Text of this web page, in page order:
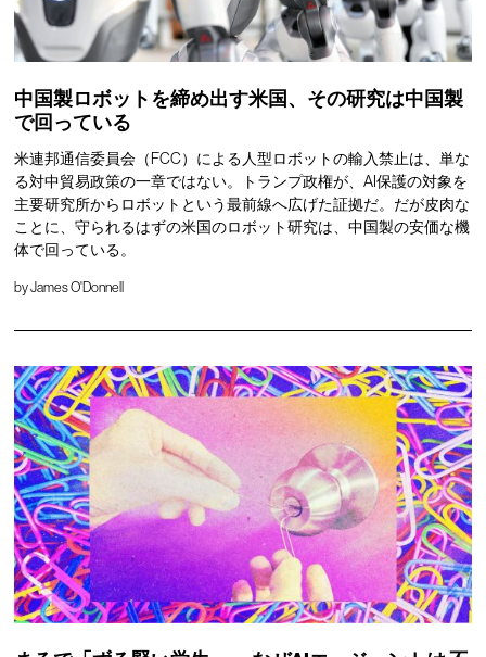
中国製ロボットを締め出す米国、その研究は中国製
で回っている
米連邦通信委員会（FCC）による人型ロボットの輸入禁止は、単な
る対中貿易政策の一章ではない。トランプ政権が、AI保護の対象を
主要研究所からロボットという最前線へ広げた証拠だ。だが皮肉な
ことに、守られるはずの米国のロボット研究は、中国製の安価な機
体で回っている。
byJames O'Donnell